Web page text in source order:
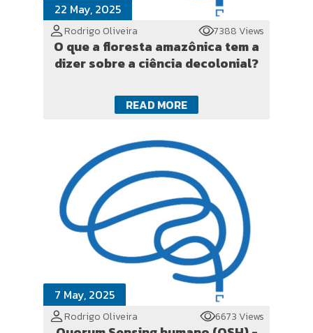
22 May, 2025
Rodrigo Oliveira 7388 Views
O que a floresta amazônica tem a
dizer sobre a ciência decolonial?
READ MORE
7 May, 2025
Rodrigo Oliveira 6673 Views